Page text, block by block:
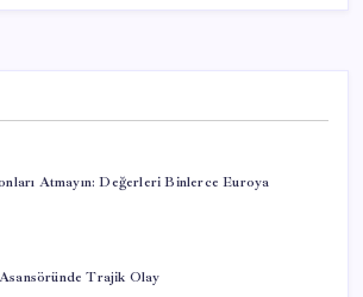
Atmayın: Değerleri Binlerce Euroya
Trajik Olay